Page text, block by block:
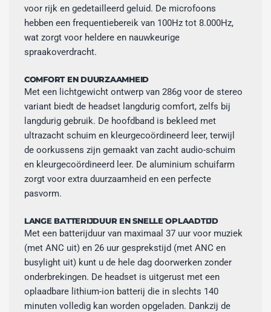
voor rijk en gedetailleerd geluid. De microfoons
hebben een frequentiebereik van 100Hz tot 8.000Hz,
wat zorgt voor heldere en nauwkeurige
spraakoverdracht.
COMFORT EN DUURZAAMHEID
Met een lichtgewicht ontwerp van 286g voor de stereo
variant biedt de headset langdurig comfort, zelfs bij
langdurig gebruik. De hoofdband is bekleed met
ultrazacht schuim en kleurgecoördineerd leer, terwijl
de oorkussens zijn gemaakt van zacht audio-schuim
en kleurgecoördineerd leer. De aluminium schuifarm
zorgt voor extra duurzaamheid en een perfecte
pasvorm.
LANGE BATTERIJDUUR EN SNELLE OPLAADTIJD
Met een batterijduur van maximaal 37 uur voor muziek
(met ANC uit) en 26 uur gesprekstijd (met ANC en
busylight uit) kunt u de hele dag doorwerken zonder
onderbrekingen. De headset is uitgerust met een
oplaadbare lithium-ion batterij die in slechts 140
minuten volledig kan worden opgeladen. Dankzij de